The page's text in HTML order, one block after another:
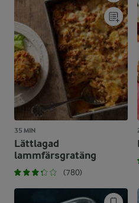
35 MIN
Lättlagad
lammfärsgratäng
(780)